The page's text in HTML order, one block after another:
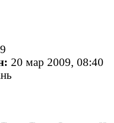
20 мар 2009, 08:40